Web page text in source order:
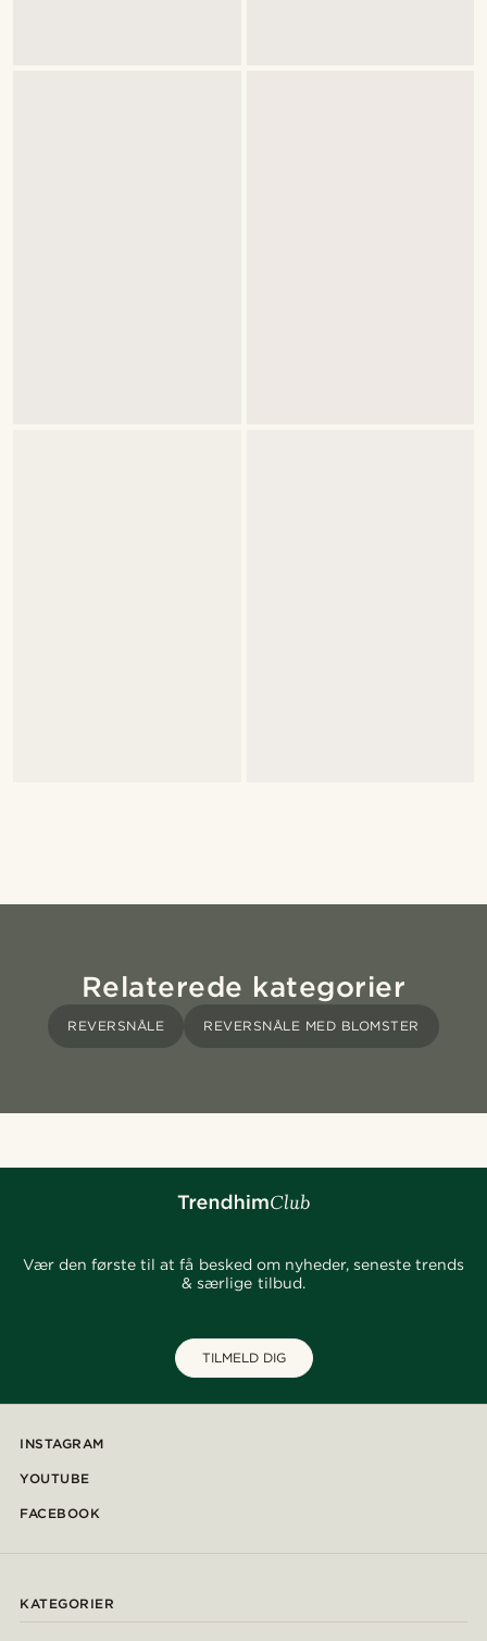
Relaterede kategorier
REVERSNÅLE REVERSNÅLE MED BLOMSTER
Vær den første til at få besked om nyheder, seneste trends
& særlige tilbud.
TILMELD DIG
INSTAGRAM
YOUTUBE
FACEBOOK
KATEGORIER